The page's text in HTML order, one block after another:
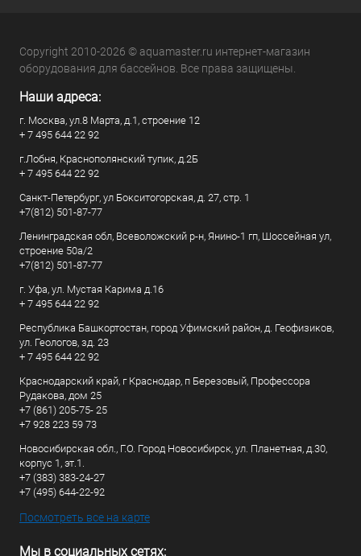
Copyright 2010-2026 © aquamaster.ru интернет-магазин
оборудования для бассейнов. Все права защищены.
Наши адреса:
г. Москва, ул.8 Марта, д.1, строение 12
+ 7 495 644 22 92
г.Лобня, Краснополянский тупик, д.2Б
+ 7 495 644 22 92
Санкт-Петербург, ул Бокситогорская, д. 27, стр. 1
+7(812) 501-87-77
Ленинградская обл, Всеволожский р-н, Янино-1 гп, Шоссейная ул,
строение 50а/2
+7(812) 501-87-77
г. Уфа, ул. Мустая Карима д.16
+ 7 495 644 22 92
Республика Башкортостан, город Уфимский район, д. Геофизиков,
ул. Геологов, зд. 23
+ 7 495 644 22 92
Краснодарский край, г Краснодар, п Березовый, Профессора
Рудакова, дом 25
+7 (861) 205-75- 25
+7 928 223 59 73
Новосибирская обл., Г.О. Город Новосибирск, ул. Планетная, д.30,
корпус 1, эт.1.
+7 (383) 383-24-27
+7 (495) 644-22-92
Посмотреть все на карте
Мы в социальных сетях: